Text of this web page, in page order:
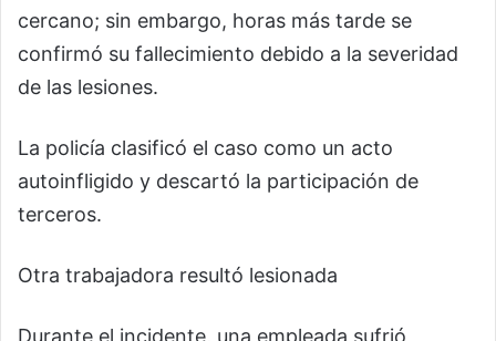
cercano; sin embargo, horas más tarde se
confirmó su fallecimiento debido a la severidad
de las lesiones.
La policía clasificó el caso como un acto
autoinfligido y descartó la participación de
terceros.
Otra trabajadora resultó lesionada
Durante el incidente, una empleada sufrió